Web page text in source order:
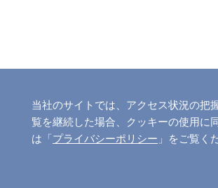
当社のサイトでは、アクセス状況の把
覧を継続した場合、クッキーの使用に
は「プライバシーポリシー 」をご覧く